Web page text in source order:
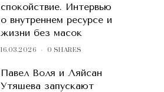
спокойствие. Интервью
о внутреннем ресурсе и
жизни без масок
16.03.2026 0 SHARES
Павел Воля и Ляйсан
Утяшева запускают